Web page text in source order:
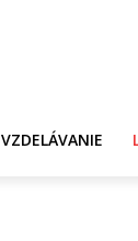
VZDELÁVANIE